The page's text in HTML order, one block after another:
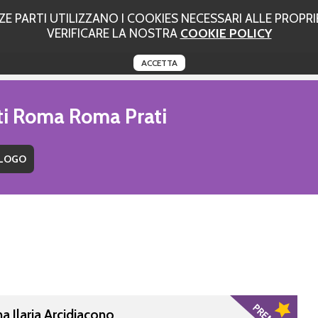
PARTI UTILIZZANO I COOKIES NECESSARI ALLE
VERIFICARE LA NOSTRA COOKIE POLICY
ACCETTA
Roma Roma Prati
Ilaria Arcidiacono